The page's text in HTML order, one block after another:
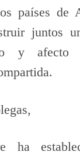
países de
juntos
y
ha